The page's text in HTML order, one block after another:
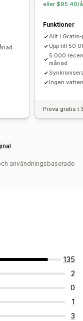
eller $95.40/
Funktioner
Allt i Gratis-
Upp till 50
5 000
månad
Ingen
Prova gratis i
användningsbaserade
135
2
0
1
3